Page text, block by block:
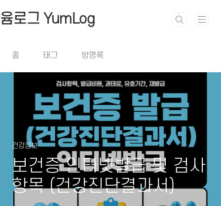
윰로그 YumLog
홈 태그 방명록
건강정보
보건증 인터넷발급 및 검사
항목 (건강진단결과서)